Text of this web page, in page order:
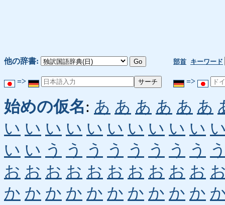
他の辞書: 部首 キーワード
=> =>
始めの仮名: あ あ あ あ あ あ
い い い い い い い い い い
い い う う う う う う う う
お お お お お お お お お お
か か か か か か か か か か